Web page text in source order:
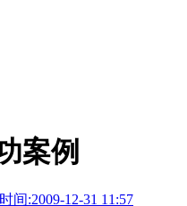
案例
间:2009-12-31 11:57